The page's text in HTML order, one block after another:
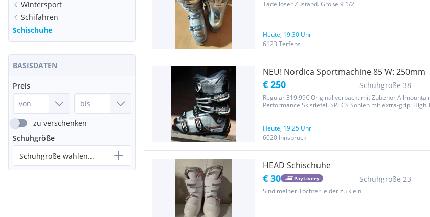
Wintersport
Schifahren
Schischuhe
BASISDATEN
Preis
zu verschenken
Schuhgröße
Schuhgröße wählen...
Tadelloser Zustand. Größe 9 1/2
Heute, 19:30 Uhr
6123 Terfens
NEU! Nordica Sportmachine 85 W: 250mm
€ 250 Schuhgröße 38
Regulär 319.99€ Original verpackt mit Zubehör
Performance Skistiefel SPECS Sohlen mit extra-grip: High
Heute, 19:25 Uhr
6020 Innsbruck
HEAD Schischuhe
€ 30 PayLivery Schuhgröße 23
Sind meiner Tochter leider zu klein